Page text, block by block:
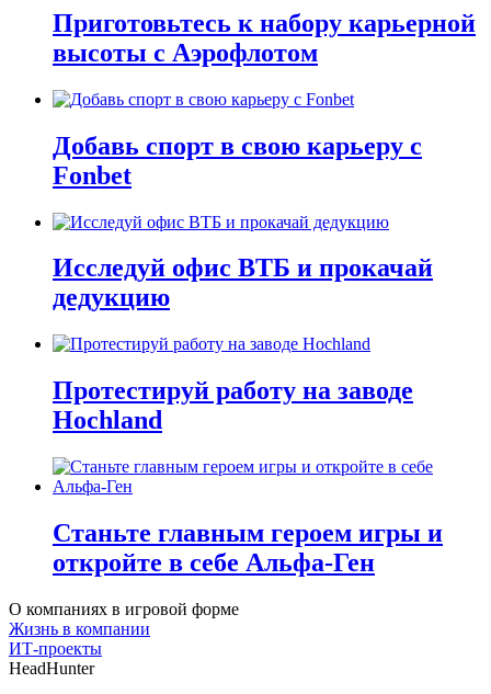
Приготовьтесь к набору карьерной
высоты с Аэрофлотом
Добавь спорт в свою карьеру с
Fonbet
Исследуй офис ВТБ и прокачай
дедукцию
Протестируй работу на заводе
Hochland
Станьте главным героем игры и
откройте в себе Альфа-Ген
О компаниях в игровой форме
Жизнь в компании
ИТ-проекты
HeadHunter